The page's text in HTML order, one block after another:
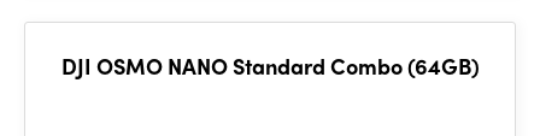
DJI OSMO NANO Standard Combo (64GB)